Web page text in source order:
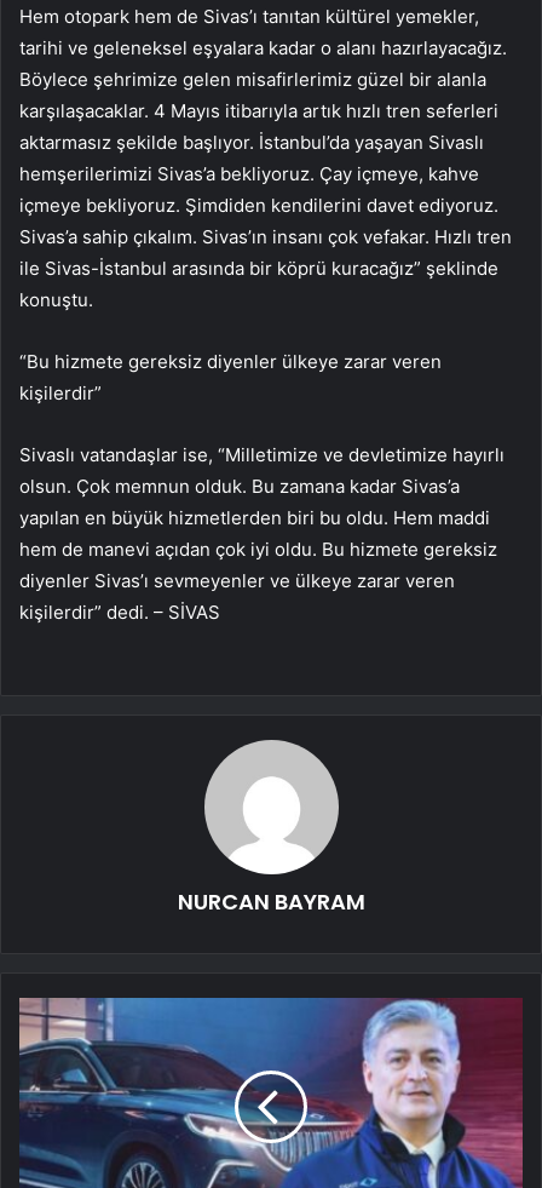
Hem otopark hem de Sivas’ı tanıtan kültürel yemekler,
tarihi ve geleneksel eşyalara kadar o alanı hazırlayacağız.
Böylece şehrimize gelen misafirlerimiz güzel bir alanla
karşılaşacaklar. 4 Mayıs itibarıyla artık hızlı tren seferleri
aktarmasız şekilde başlıyor. İstanbul’da yaşayan Sivaslı
hemşerilerimizi Sivas’a bekliyoruz. Çay içmeye, kahve
içmeye bekliyoruz. Şimdiden kendilerini davet ediyoruz.
Sivas’a sahip çıkalım. Sivas’ın insanı çok vefakar. Hızlı tren
ile Sivas-İstanbul arasında bir köprü kuracağız” şeklinde
konuştu.
“Bu hizmete gereksiz diyenler ülkeye zarar veren
kişilerdir”
Sivaslı vatandaşlar ise, “Milletimize ve devletimize hayırlı
olsun. Çok memnun olduk. Bu zamana kadar Sivas’a
yapılan en büyük hizmetlerden biri bu oldu. Hem maddi
hem de manevi açıdan çok iyi oldu. Bu hizmete gereksiz
diyenler Sivas’ı sevmeyenler ve ülkeye zarar veren
kişilerdir” dedi. – SİVAS
NURCAN BAYRAM